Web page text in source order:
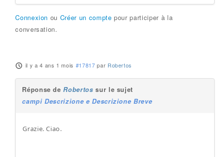
Connexion ou Créer un compte pour participer à la
conversation.
il y a 4 ans 1 mois #17817 par Robertos
Réponse deRobertos sur le sujet
campi Descrizione e Descrizione Breve
Grazie. Ciao.